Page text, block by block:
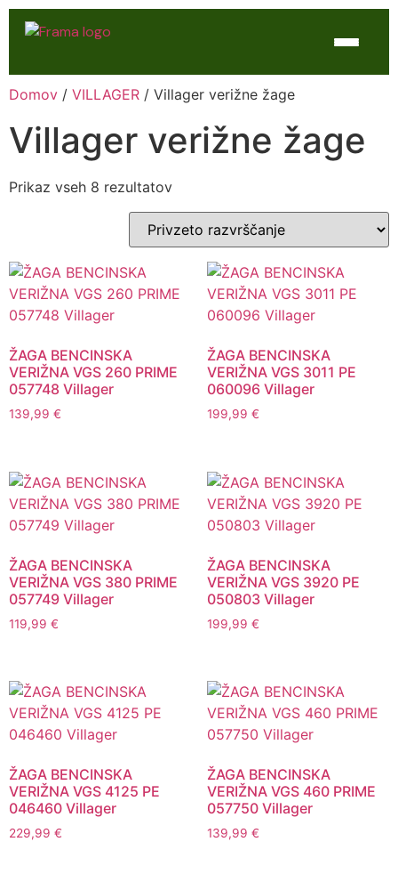
Domov
Trgovina
WTL Varilne naprave
Servis
Domov / VILLAGER / Villager verižne žage
Villager verižne žage
Prikaz vseh 8 rezultatov
ŽAGA BENCINSKA
VERIŽNA VGS 260 PRIME
057748 Villager
139,99 €
ŽAGA BENCINSKA
VERIŽNA VGS 3011 PE
060096 Villager
199,99 €
ŽAGA BENCINSKA
VERIŽNA VGS 380 PRIME
057749 Villager
119,99 €
ŽAGA BENCINSKA
VERIŽNA VGS 3920 PE
050803 Villager
199,99 €
ŽAGA BENCINSKA
VERIŽNA VGS 4125 PE
046460 Villager
229,99 €
ŽAGA BENCINSKA
VERIŽNA VGS 460 PRIME
057750 Villager
139,99 €